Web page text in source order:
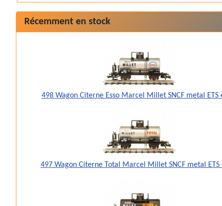
Récemment en stock
498 Wagon Citerne Esso Marcel Millet SNCF metal ETS
497 Wagon Citerne Total Marcel Millet SNCF metal ETS